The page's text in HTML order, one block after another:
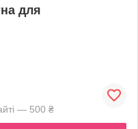
для
— 500 ₴